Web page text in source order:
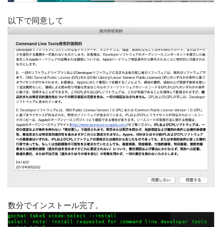
以下で同意して
数分でインストール完了。